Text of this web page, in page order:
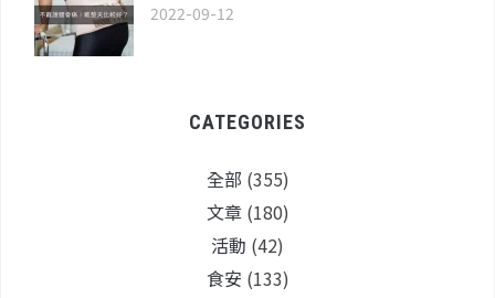
2022-09-12
CATEGORIES
全部 (355)
文章(180)
活動 (42)
食安 (133)